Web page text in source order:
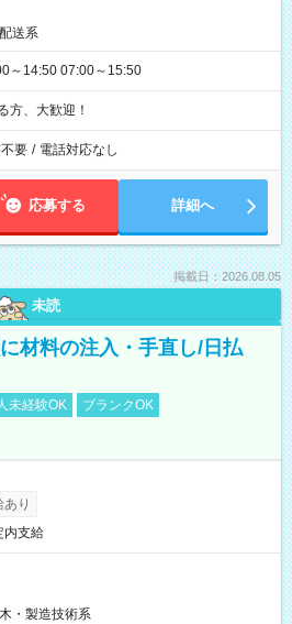
送系
～14:50 07:00～15:50
方、大歓迎！
要 / 電話対応なし
応募する 詳細へ
掲載日：2026.08.05
未読
材料の注入・手直し/日払
未経験OK
ブランクOK
り
内支給
・製造技術系